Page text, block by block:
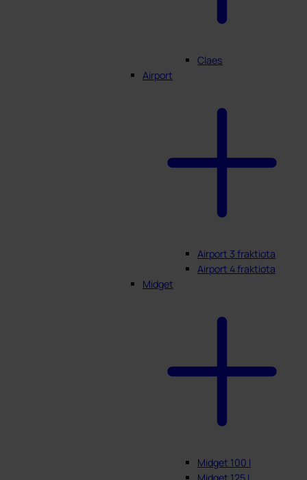
Claes
Airport
Airport 3 fraktiota
Airport 4 fraktiota
Midget
Midget 100 l